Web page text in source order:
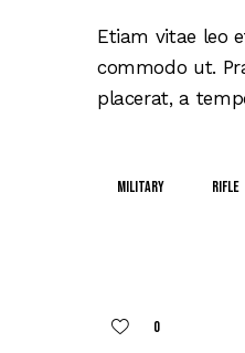
Etiam vitae leo
commodo ut.
placerat, a
military rifle
0